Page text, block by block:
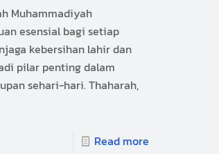
Muhammadiyah
esensial bagi setiap
kebersihan lahir dan
pilar penting dalam
sehari-hari. Thaharah,
Read more